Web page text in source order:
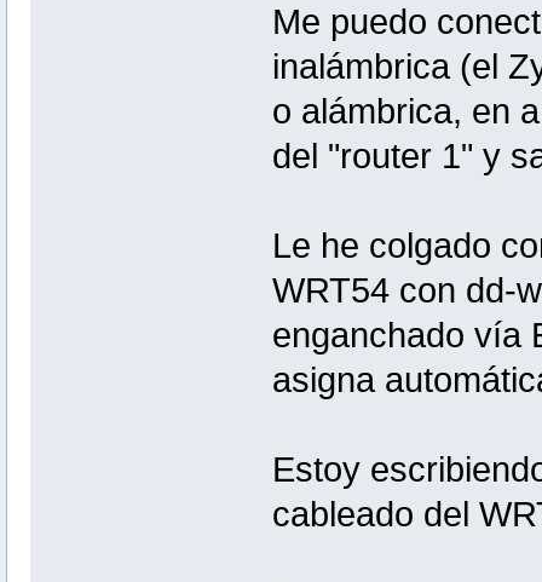
Me puedo
inalámbrica (el
o alámbrica, en
del "router 1" y
Le he colgado
WRT54 con dd-
enganchado vía
asigna
Estoy
cableado del